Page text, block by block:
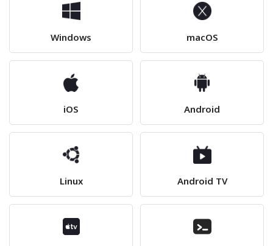
Windows macOS
iOS Android
Linux Android TV